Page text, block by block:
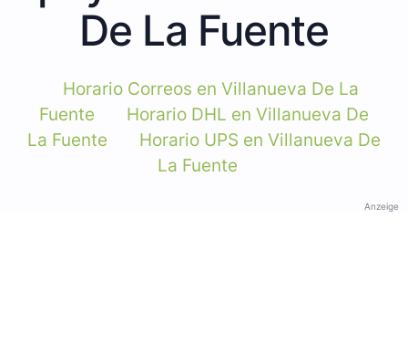
De La Fuente
Horario Correos en Villanueva De La
Fuente
Horario DHL en Villanueva De
La Fuente
Horario UPS en Villanueva De
La Fuente
Anzeige